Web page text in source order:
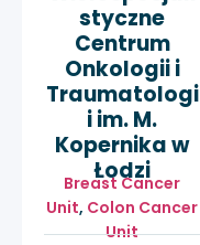
styczne
Centrum
Onkologii i
Traumatologi
i im. M.
Kopernika w
Łodzi
Breast Cancer
Unit, Colon Cancer
Unit